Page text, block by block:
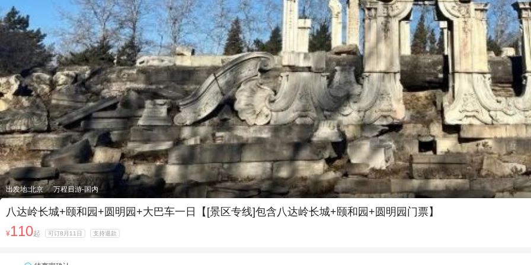
出发地:北京 万程日游-国内
八达岭长城+颐和园+圆明园+大巴车一日【[景区专线]包含八达岭长城+颐和园+圆明园门票】
¥110起 可订8月11日 支持退款